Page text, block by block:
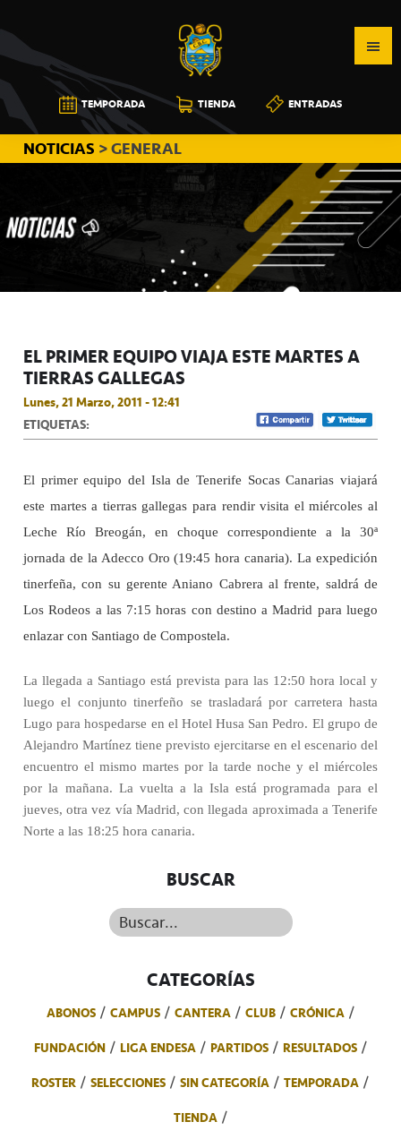
a
la
navegación
principal
al
contenido
principal
a
la
barra
lateral
principal
CB
CANARIAS
TEMPORADA TIENDA ENTRADAS
NOTICIAS > GENERAL
EL PRIMER EQUIPO VIAJA ESTE MARTES A
TIERRAS GALLEGAS
Lunes, 21 Marzo, 2011 - 12:41
ETIQUETAS:
El primer equipo del Isla de Tenerife Socas Canarias viajará
este martes a tierras gallegas para rendir visita el miércoles al
Leche Río Breogán, en choque correspondiente a la 30ª
jornada de la Adecco Oro (19:45 hora canaria). La expedición
tinerfeña, con su gerente Aniano Cabrera al frente, saldrá de
Los Rodeos a las 7:15 horas con destino a Madrid para luego
enlazar con Santiago de Compostela.
La llegada a Santiago está prevista para las 12:50 hora local y
luego el conjunto tinerfeño se trasladará por carretera hasta
Lugo para hospedarse en el Hotel Husa San Pedro. El grupo de
Alejandro Martínez tiene previsto ejercitarse en el escenario del
encuentro el mismo martes por la tarde noche y el miércoles
por la mañana. La vuelta a la Isla está programada para el
jueves, otra vez vía Madrid, con llegada aproximada a Tenerife
Norte a las 18:25 hora canaria.
BUSCAR
Buscar...
CATEGORÍAS
ABONOS CAMPUS CANTERA CLUB
CRÓNICA
FUNDACIÓN
LIGA ENDESA PARTIDOS
RESULTADOS
ROSTER
SELECCIONES SIN CATEGORÍA
TEMPORADA
TIENDA